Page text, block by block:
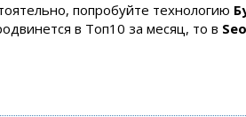
попробуйте технологию
в Топ10 за месяц, то в